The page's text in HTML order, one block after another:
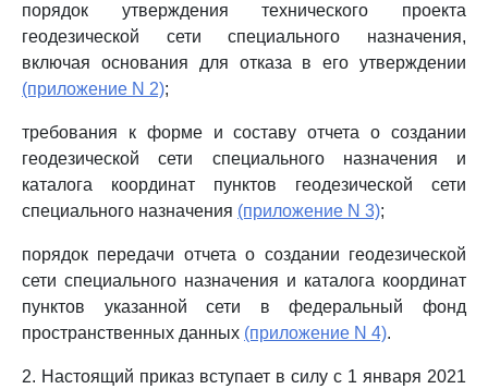
порядок утверждения технического проекта
геодезической сети специального назначения,
включая основания для отказа в его утверждении
(приложение N 2);
требования к форме и составу отчета о создании
геодезической сети специального назначения и
каталога координат пунктов геодезической сети
специального назначения (приложение N 3);
порядок передачи отчета о создании геодезической
сети специального назначения и каталога координат
пунктов указанной сети в федеральный фонд
пространственных данных (приложение N 4).
2. Настоящий приказ вступает в силу с 1 января 2021